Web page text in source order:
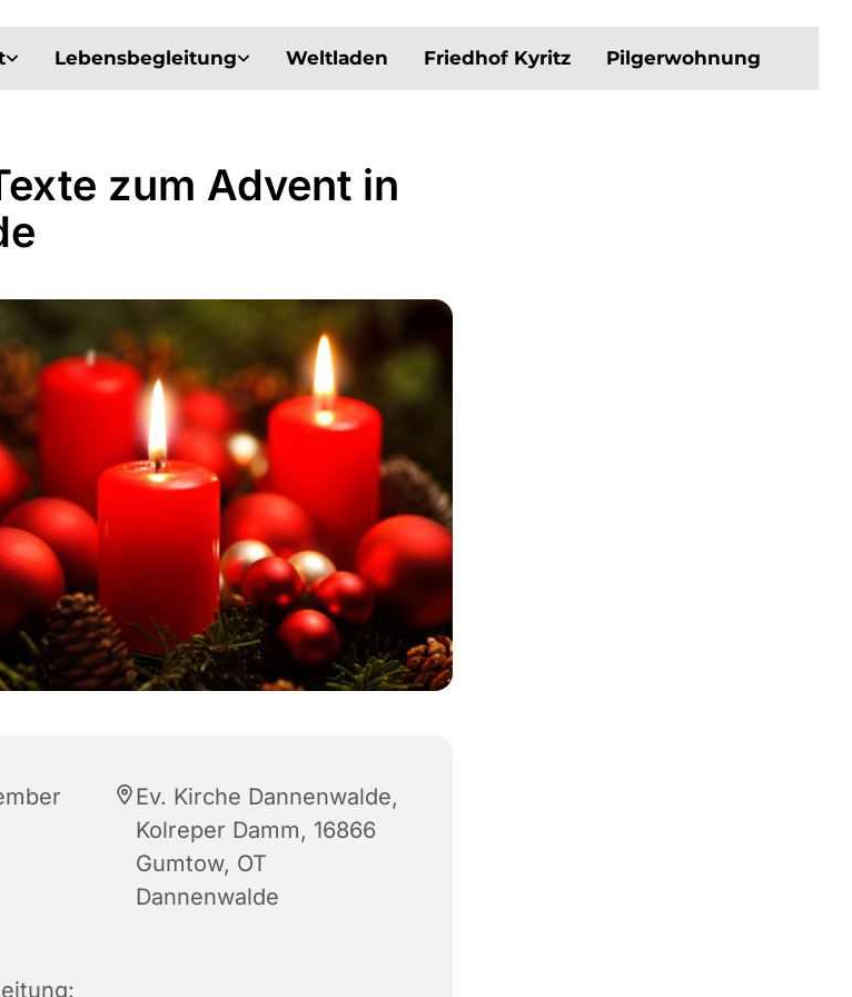
Lebensbegleitung Weltladen Friedhof Kyritz Pilgerwohnung
zum Advent in
Ev. Kirche Dannenwalde,
Kolreper Damm, 16866
Gumtow, OT
Dannenwalde